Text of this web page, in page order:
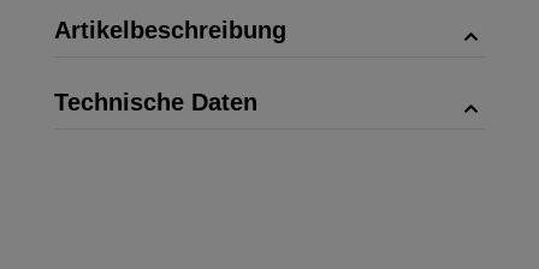
Artikelbeschreibung
Technische Daten